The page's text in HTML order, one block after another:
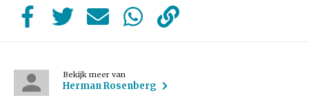
Bekijk meer van
Herman Rosenberg